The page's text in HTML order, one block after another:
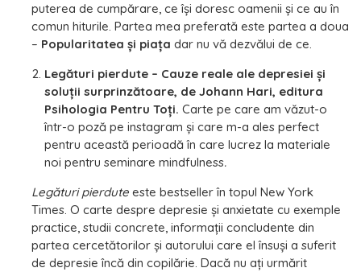
puterea de cumpărare, ce îşi doresc oamenii şi ce au în
comun hiturile. Partea mea preferată este partea a doua
– Popularitatea şi piaţa dar nu vă dezvălui de ce.
Legături pierdute – Cauze reale ale depresiei şi
soluţii surprinzătoare, de Johann Hari, editura
Psihologia Pentru Toţi. Carte pe care am văzut-o
într-o poză pe instagram şi care m-a ales perfect
pentru această perioadă în care lucrez la materiale
noi pentru seminare mindfulness.
Legături pierdute este bestseller în topul New York
Times. O carte despre depresie şi anxietate cu exemple
practice, studii concrete, informaţii concludente din
partea cercetătorilor şi autorului care el însuşi a suferit
de depresie încă din copilărie. Dacă nu aţi urmărit